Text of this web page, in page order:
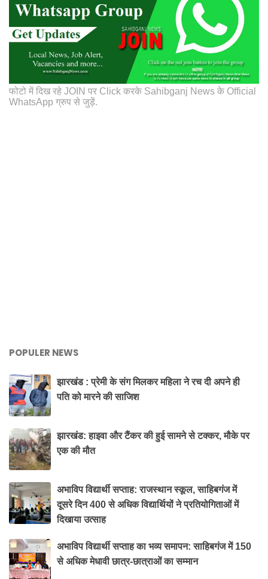
फोटो में दिख रहे JOIN पर Click करके Sahibganj News के Official
WhatsApp ग्रुप से जुड़ें.
POPULER NEWS
झारखंड : प्रेमी के संग मिलकर महिला ने रच दी अपने ही
पति को मारने की साजिश
झारखंड: हाइवा और टैंकर की हुई सामने से टक्कर, मौके पर
एक की मौत
अभाविप विद्यार्थी सप्ताह: राजस्थान स्कूल, साहिबगंज में
दूसरे दिन 400 से अधिक विद्यार्थियों ने प्रतियोगिताओं में
दिखाया उत्साह
अभाविप विद्यार्थी सप्ताह का भव्य समापन: साहिबगंज में 150
से अधिक मेधावी छात्र-छात्राओं का सम्मान